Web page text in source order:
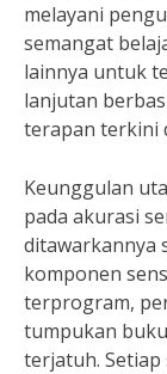
melayani
semangat
lainnya untuk
lanjutan
terapan terkini
Keunggulan
pada akurasi
ditawarkannya
komponen
terprogram,
tumpukan
terjatuh. Setiap